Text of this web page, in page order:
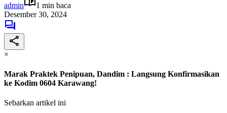
admin
1 min baca
Desember 30, 2024
×
Marak Praktek Penipuan, Dandim : Langsung Konfirmasikan
ke Kodim 0604 Karawang!
Sebarkan artikel ini